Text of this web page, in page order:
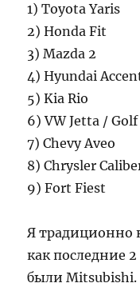
1) Toyota Yaris
2) Honda Fit
3) Mazda 2
4) Hyundai
5) Kia Rio
6) VW Jetta / Golf
7) Chevy Aveo
8) Chrysler
9) Fort Fiest
Я традиционно
как последние
были Mitsubishi.